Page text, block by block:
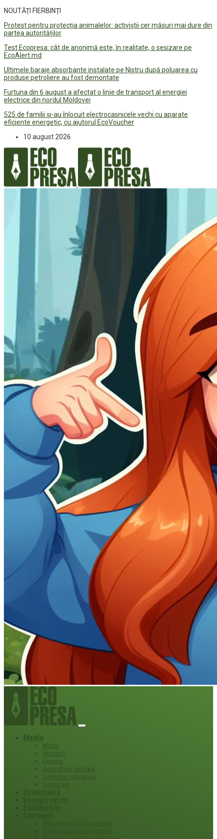
NOUTĂȚI FIERBINȚI
Protest pentru protecția animalelor: activiștii cer măsuri mai dure din
partea autorităților
Test Ecopresa: cât de anonimă este, în realitate, o sesizare pe
EcoAlert.md
Ultimele baraje absorbante instalate pe Nistru după poluarea cu
produse petroliere au fost demontate
Furtuna din 6 august a afectat o linie de transport al energiei
electrice din nordul Moldovei
525 de familii și-au înlocuit electrocasnicele vechi cu aparate
eficiente energetic, cu ajutorul EcoVoucher
10 august 2026
Mediu
Mediu
Atitudini
Externe
Agricultura durabila
Schimbari climatice
Ecoturism